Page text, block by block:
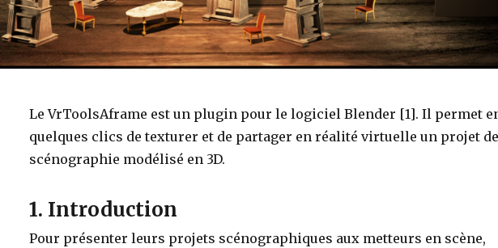
Le VrToolsAframe est un plugin pour le logiciel Blender [1]. Il permet
quelques clics de texturer et de partager en réalité virtuelle un projet de
scénographie modélisé en 3D.
1. Introduction
Pour présenter leurs projets scénographiques aux metteurs en scène,